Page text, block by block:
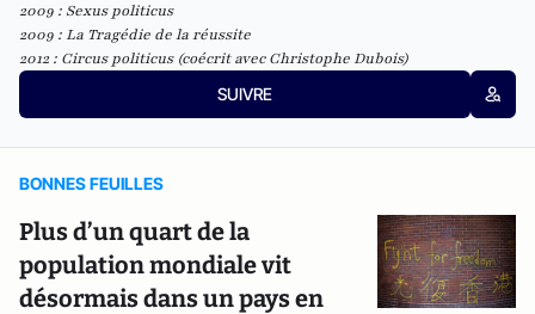
2009 : Sexus politicus
2009 : La Tragédie de la réussite
2012 : Circus politicus (coécrit avec Christophe Dubois)
SUIVRE
BONNES FEUILLES
Plus d’un quart de la
population mondiale vit
désormais dans un pays en